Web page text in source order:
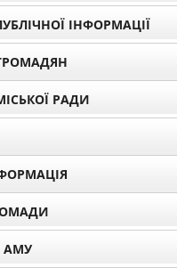
ІНФОРМАЦІЇ
РАДИ
АМУ